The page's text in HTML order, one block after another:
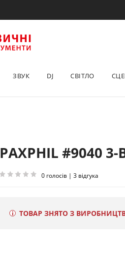
ЗВУК DJ СВІТЛО
PAXPHIL #9040 3-
0 голосів | 3 відгука
ТОВАР ЗНЯТО З